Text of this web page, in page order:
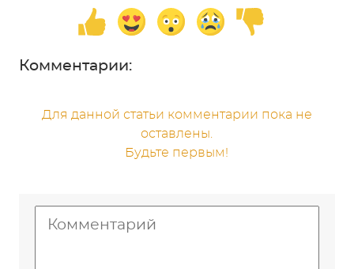
Комментарии:
Для данной статьи комментарии пока не
оставлены.
Будьте первым!